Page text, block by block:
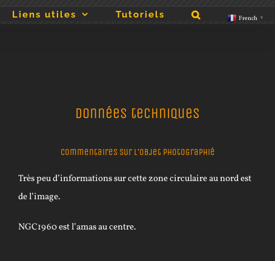
Liens utiles Tutoriels
Données techniques
Commentaires sur l’objet photographié
Très peu d’informations sur cette zone circulaire au nord est
de l’image.
NGC1960 est l’amas au centre.
French ▼